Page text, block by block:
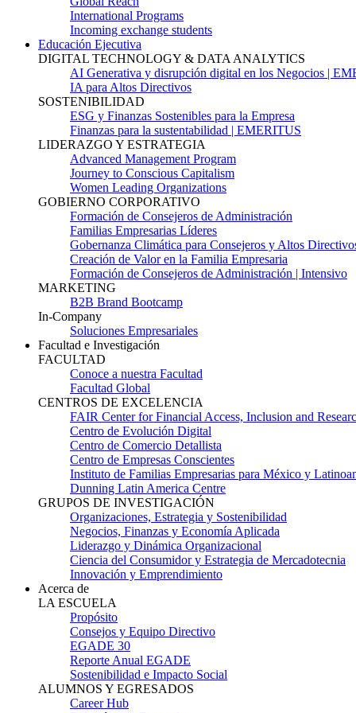
International Programs
Incoming exchange students
Educación Ejecutiva
DIGITAL TECHNOLOGY & DATA ANALYTICS
AI Generativa y disrupción digital en los Negocios |
IA para Altos Directivos
SOSTENIBILIDAD
ESG y Finanzas Sostenibles para la Empresa
Finanzas para la sustentabilidad | EMERITUS
LIDERAZGO Y ESTRATEGIA
Advanced Management Program
Journey to Conscious Capitalism
Women Leading Organizations
GOBIERNO CORPORATIVO
Formación de Consejeros de Administración
Familias Empresarias Líderes
Gobernanza Climática para Consejeros y Altos
Creación de Valor en la Familia Empresaria
Formación de Consejeros de Administración | Intensivo
MARKETING
B2B Brand Bootcamp
In-Company
Soluciones Empresariales
Facultad e Investigación
FACULTAD
Conoce a nuestra Facultad
Facultad Global
CENTROS DE EXCELENCIA
FAIR Center for Financial Access, Inclusion and
Centro de Evolución Digital
Centro de Comercio Detallista
Centro de Empresas Conscientes
Instituto de Familias Empresarias para México y
Dunning Latin America Centre
GRUPOS DE INVESTIGACIÓN
Organizaciones, Estrategia y Sostenibilidad
Negocios, Finanzas y Economía Aplicada
Liderazgo y Dinámica Organizacional
Ciencia del Consumidor y Estrategia de Mercadotecnia
Innovación y Emprendimiento
Acerca de
LA ESCUELA
Propósito
Consejos y Equipo Directivo
EGADE 30
Reporte Anual EGADE
Sostenibilidad e Impacto Social
ALUMNOS Y EGRESADOS
Career Hub